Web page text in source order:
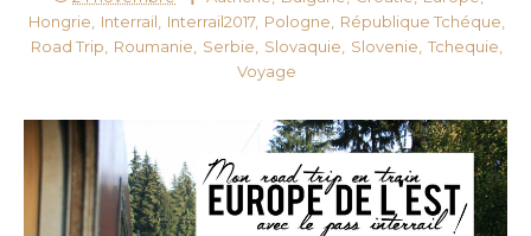
Hongrie
Interrail Interrail2017, Pologne République Tchéque
Road Trip
Roumanie Serbie Slovaquie Slovenie Tchequie
Voyage